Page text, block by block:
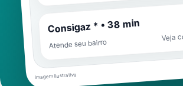
Consigaz * • 38 min
Atende seu bairro
Veja
Imagem ilustrativa